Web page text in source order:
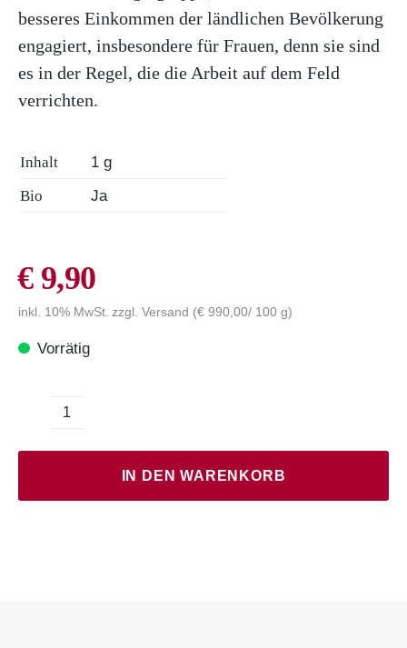
besseres Einkommen der ländlichen Bevölkerung
engagiert, insbesondere für Frauen, denn sie sind
es in der Regel, die die Arbeit auf dem Feld
verrichten.
Inhalt
1 g
Bio
Ja
€9,90
inkl. 10% MwSt. (€990,00/ 100 g)
zzgl.Versand
Vorrätig
Safran
IN DEN WARENKORB